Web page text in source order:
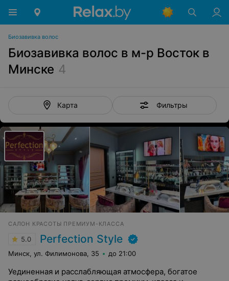
Биозавивка волос
Биозавивка волос в м-р Восток в
Минске 4
Карта Фильтры
САЛОН КРАСОТЫ ПРЕМИУМ-КЛАССА
5.0 Perfection Style
Минск, ул. Филимонова, 35 до 21:00
Уединенная и расслабляющая атмосфера, богатое